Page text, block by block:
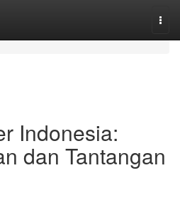
Indonesia:
dan Tantangan